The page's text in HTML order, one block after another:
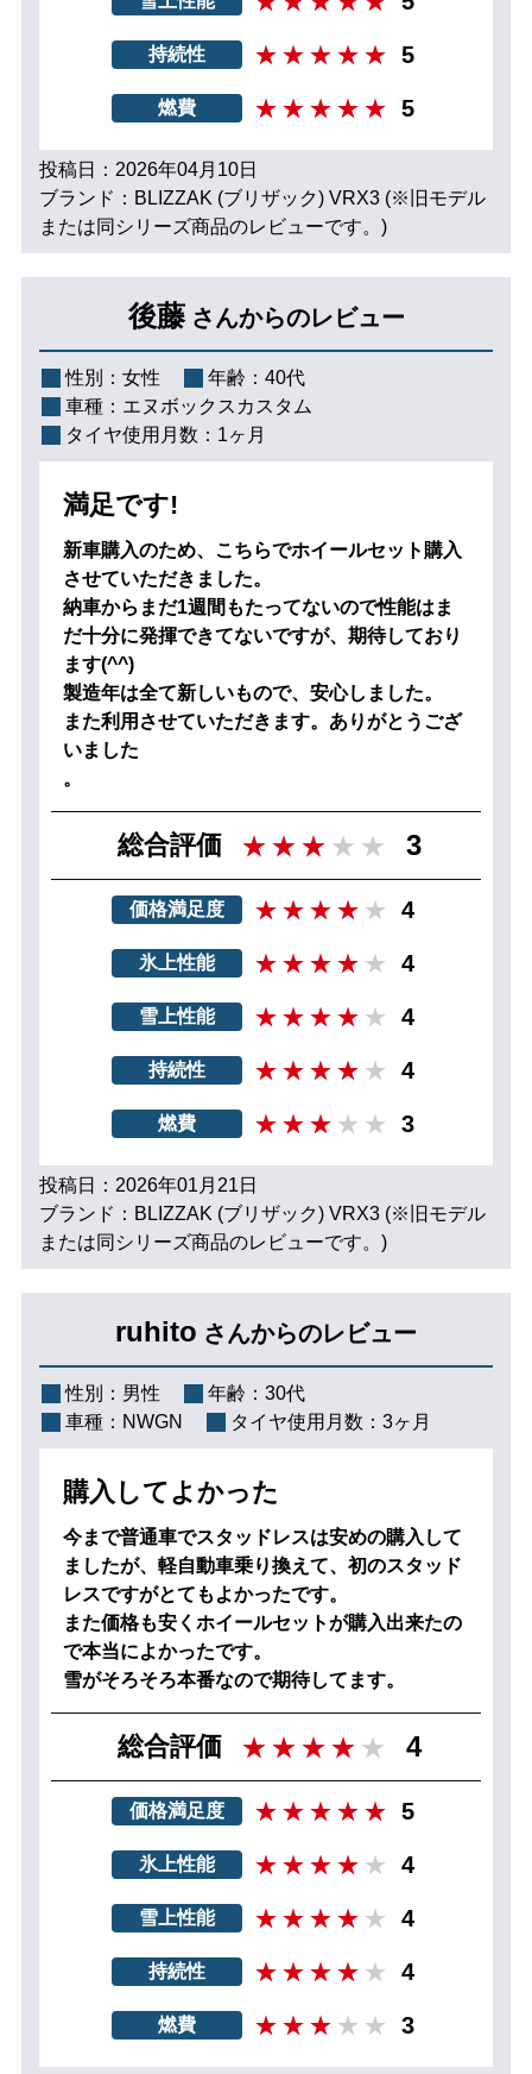
持続性 5
燃費 5
投稿日：2026年04月10日
ブランド：BLIZZAK (ブリザック) VRX3 (※旧モデル
または同シリーズ商品のレビューです。)
後藤 さんからのレビュー
性別： 女性 年齢： 40代
車種： エヌボックスカスタム
タイヤ使用月数： 1ヶ月
満足です!
新車購入のため、こちらでホイールセット購入
させていただきました。
納車からまだ1週間もたってないので性能はま
だ十分に発揮できてないですが、期待しており
ます(^^)
製造年は全て新しいもので、安心しました。
また利用させていただきます。ありがとうござ
いました
。
総合評価 3
価格満足度 4
氷上性能 4
雪上性能 4
持続性 4
燃費 3
投稿日：2026年01月21日
ブランド：BLIZZAK (ブリザック) VRX3 (※旧モデル
または同シリーズ商品のレビューです。)
ruhito さんからのレビュー
性別： 男性 年齢： 30代
車種： NWGN タイヤ使用月数： 3ヶ月
購入してよかった
今まで普通車でスタッドレスは安めの購入して
ましたが、軽自動車乗り換えて、初のスタッド
レスですがとてもよかったです。
また価格も安くホイールセットが購入出来たの
で本当によかったです。
雪がそろそろ本番なので期待してます。
総合評価 4
価格満足度 5
氷上性能 4
雪上性能 4
持続性 4
燃費 3